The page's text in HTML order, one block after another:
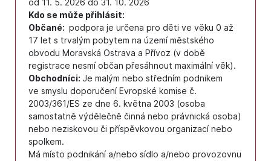
od 11. 5. 2026 do 31. 10. 2026
Kdo se může přihlásit:
Občané: podpora je určena pro děti ve věku 0 až
17 let s trvalým pobytem na území městského
obvodu Moravská Ostrava a Přívoz (v době
registrace nesmí občan přesáhnout maximální věk).
Obchodníci: Je malým nebo středním podnikem
ve smyslu doporučení Evropské komise č.
2003/361/ES ze dne 6. května 2003 (osoba
samostatně výdělečně činná nebo právnická osoba)
nebo neziskovou či příspěvkovou organizací nebo
spolkem.
Má místo podnikání a/nebo sídlo a/nebo provozovnu